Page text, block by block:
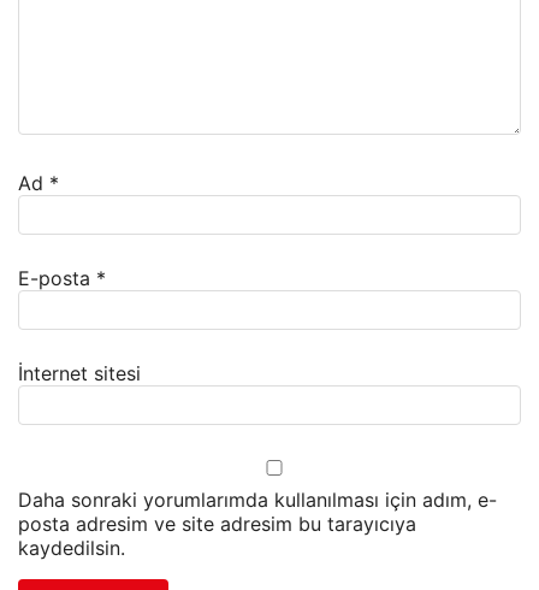
Ad *
E-posta *
İnternet sitesi
Daha sonraki yorumlarımda kullanılması için adım, e-
posta adresim ve site adresim bu tarayıcıya
kaydedilsin.